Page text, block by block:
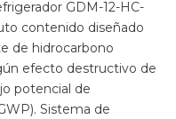
GDM-12-HC-
contenido diseñado
de hidrocarbono
efecto destructivo de
potencial de
Sistema de